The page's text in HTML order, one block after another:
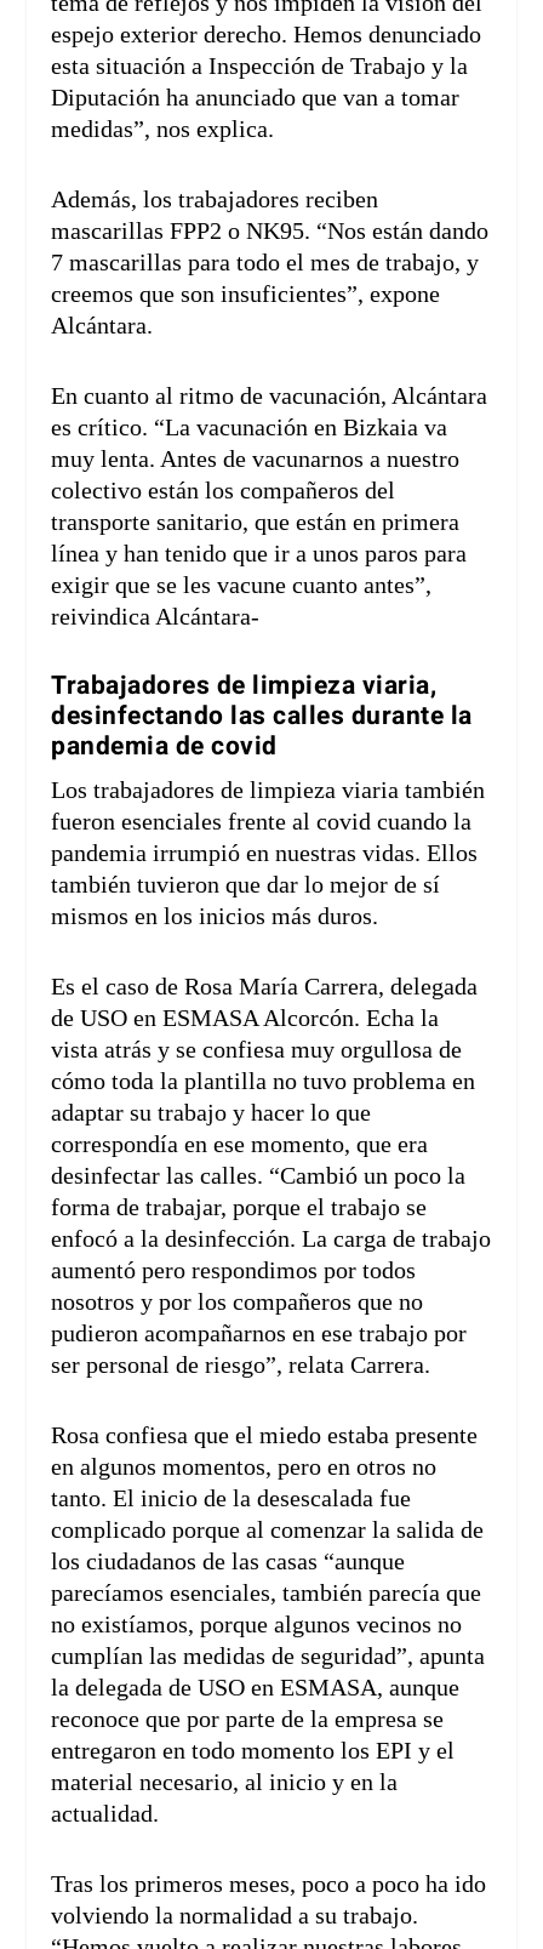
espejo exterior derecho. Hemos denunciado
esta situación a Inspección de Trabajo y la
Diputación ha anunciado que van a tomar
medidas”, nos explica.
Además, los trabajadores reciben
mascarillas FPP2 o NK95. “Nos están dando
7 mascarillas para todo el mes de trabajo, y
creemos que son insuficientes”, expone
Alcántara.
En cuanto al ritmo de vacunación, Alcántara
es crítico. “La vacunación en Bizkaia va
muy lenta. Antes de vacunarnos a nuestro
colectivo están los compañeros del
transporte sanitario, que están en primera
línea y han tenido que ir a unos paros para
exigir que se les vacune cuanto antes”,
reivindica Alcántara-
Trabajadores de limpieza viaria,
desinfectando las calles durante la
pandemia de covid
Los trabajadores de limpieza viaria también
fueron esenciales frente al covid cuando la
pandemia irrumpió en nuestras vidas. Ellos
también tuvieron que dar lo mejor de sí
mismos en los inicios más duros.
Es el caso de Rosa María Carrera, delegada
de USO en ESMASA Alcorcón. Echa la
vista atrás y se confiesa muy orgullosa de
cómo toda la plantilla no tuvo problema en
adaptar su trabajo y hacer lo que
correspondía en ese momento, que era
desinfectar las calles. “Cambió un poco la
forma de trabajar, porque el trabajo se
enfocó a la desinfección. La carga de trabajo
aumentó pero respondimos por todos
nosotros y por los compañeros que no
pudieron acompañarnos en ese trabajo por
ser personal de riesgo”, relata Carrera.
Rosa confiesa que el miedo estaba presente
en algunos momentos, pero en otros no
tanto. El inicio de la desescalada fue
complicado porque al comenzar la salida de
los ciudadanos de las casas “aunque
parecíamos esenciales, también parecía que
no existíamos, porque algunos vecinos no
cumplían las medidas de seguridad”, apunta
la delegada de USO en ESMASA, aunque
reconoce que por parte de la empresa se
entregaron en todo momento los EPI y el
material necesario, al inicio y en la
actualidad.
Tras los primeros meses, poco a poco ha ido
volviendo la normalidad a su trabajo.